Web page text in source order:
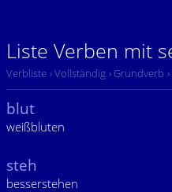
Liste Verben mit
Verbliste › Vollständig › Grundverb
blut
weißbluten
steh
besserstehen